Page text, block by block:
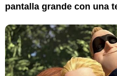
pantalla grande con una